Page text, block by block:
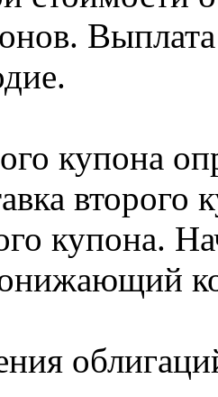
купона
второго
купона.